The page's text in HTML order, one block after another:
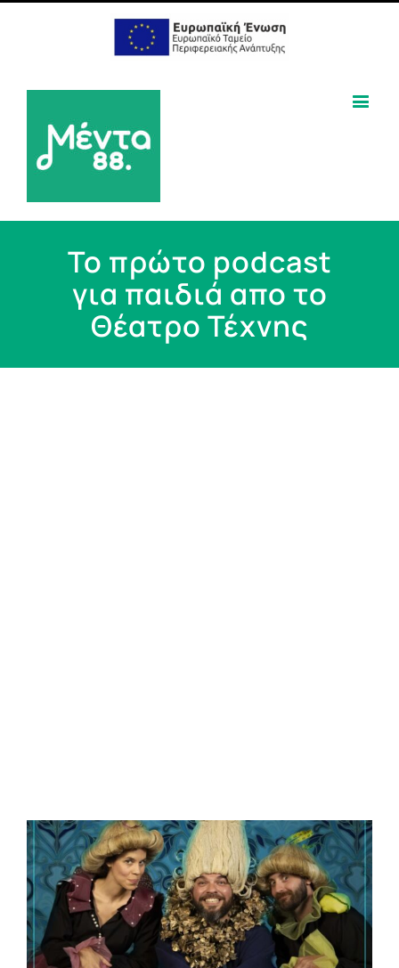
Το πρώτο podcast
για παιδιά απο το
Θέατρο Τέχνης
View
Larger
Image